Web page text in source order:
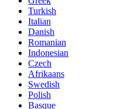
Turkish
Italian
Danish
Romanian
Indonesian
Czech
Afrikaans
Swedish
Polish
Basque